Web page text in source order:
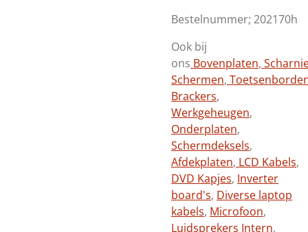
Bestelnummer; 202170h
Ook bij
ons Bovenplaten,
Schermen,
Brackers,
Werkgeheugen,
Onderplaten,
Schermdeksels,
Afdekplaten, LCD Kabels,
DVD Kapjes, Inverter
board's, Diverse laptop
kabels, Microfoon,
Luidsprekers Intern,